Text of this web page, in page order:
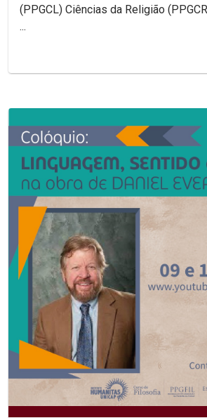
(PPGCL) Ciências da Religião (PPGCR) Direito (PPGD)
...